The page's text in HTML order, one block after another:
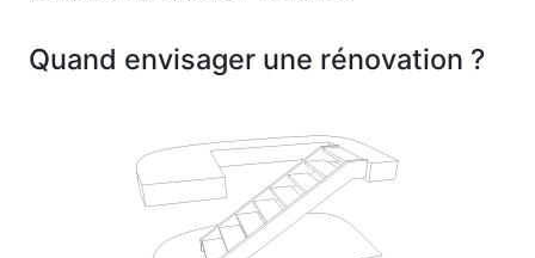
Quand envisager une rénovation ?